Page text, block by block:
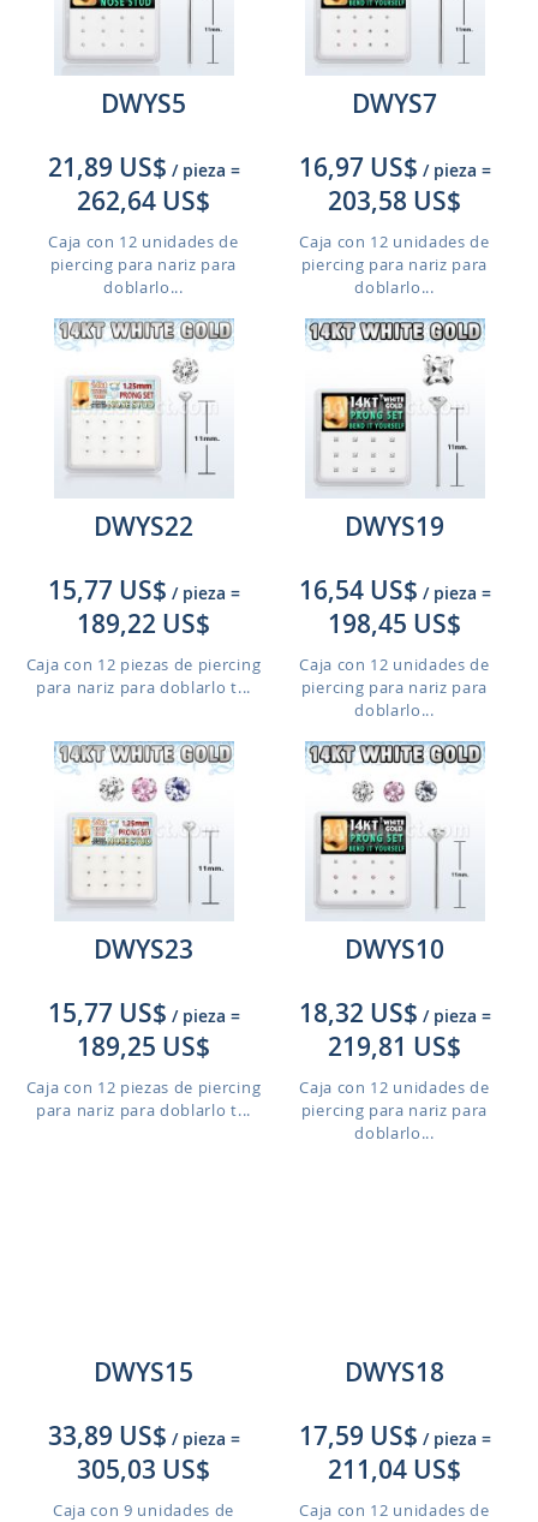
DWYS5
21,89 US$ / pieza =
262,64 US$
Caja con 12 unidades de
piercing para nariz para
doblarlo...
DWYS7
16,97 US$ / pieza =
203,58 US$
Caja con 12 unidades de
piercing para nariz para
doblarlo...
DWYS22
15,77 US$ / pieza =
189,22 US$
Caja con 12 piezas de piercing
para nariz para doblarlo t...
DWYS19
16,54 US$ / pieza =
198,45 US$
Caja con 12 unidades de
piercing para nariz para
doblarlo...
DWYS23
15,77 US$ / pieza =
189,25 US$
Caja con 12 piezas de piercing
para nariz para doblarlo t...
DWYS10
18,32 US$ / pieza =
219,81 US$
Caja con 12 unidades de
piercing para nariz para
doblarlo...
DWYS15
33,89 US$ / pieza =
305,03 US$
Caja con 9 unidades de
DWYS18
17,59 US$ / pieza =
211,04 US$
Caja con 12 unidades de